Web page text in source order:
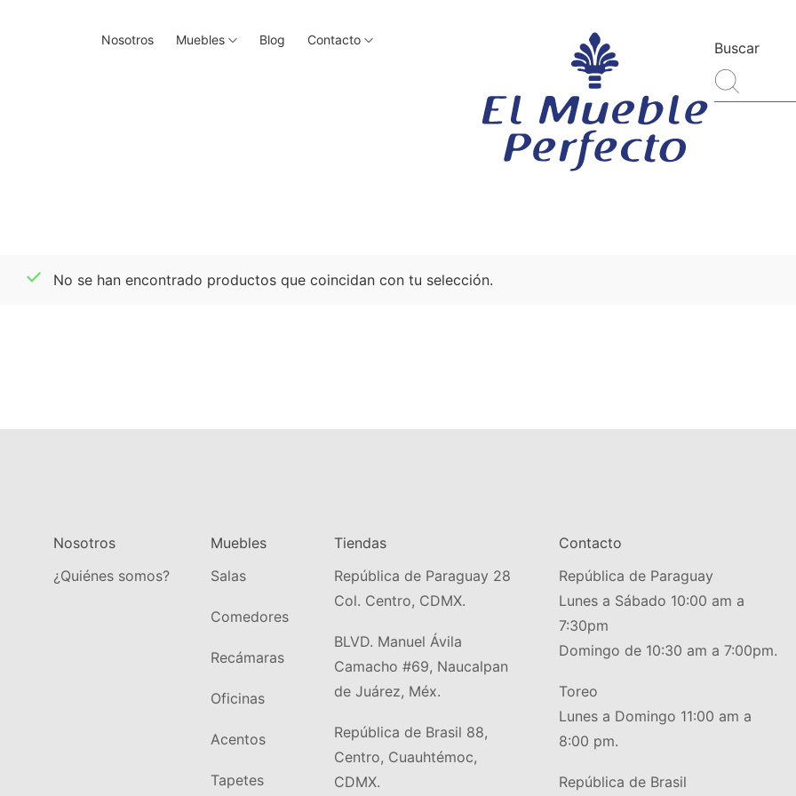
Nosotros Muebles Blog Contacto
No se han encontrado productos que coincidan con tu selección.
Nosotros
¿Quiénes somos?
Muebles
Salas
Comedores
Recámaras
Oficinas
Acentos
Tapetes
Tiendas
República de Paraguay 28
Col. Centro, CDMX.
BLVD. Manuel Ávila
Camacho #69, Naucalpan
de Juárez, Méx.
República de Brasil 88,
Centro, Cuauhtémoc,
CDMX.
Contacto
República de Paraguay
Lunes a Sábado 10:00 am a
7:30pm
Domingo de 10:30 am a 7:00pm.
Toreo
Lunes a Domingo 11:00 am a
8:00 pm.
República de Brasil